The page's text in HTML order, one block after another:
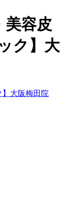
美容皮
ク】大